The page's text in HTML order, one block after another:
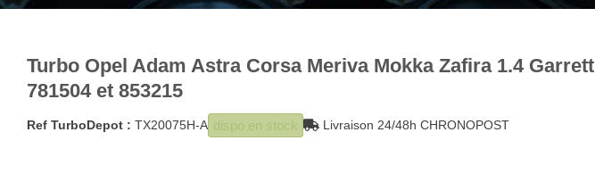
Turbo Opel Adam Astra Corsa Meriva Mokka Zafira 1.4 Garrett
781504 et 853215
Ref TurboDepot : TX20075H-A dispo en stock Livraison 24/48h CHRONOPOST